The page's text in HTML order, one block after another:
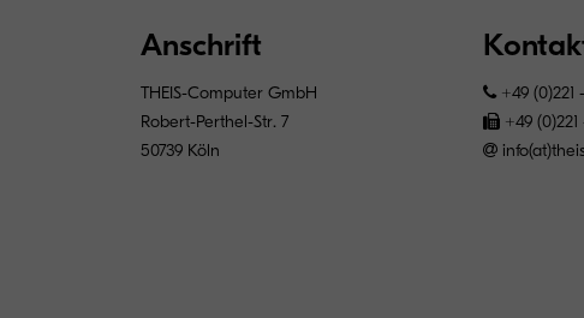
Anschrift
THEIS-Computer GmbH
Robert-Perthel-Str. 7
50739 Köln
+49 (0)221
+49